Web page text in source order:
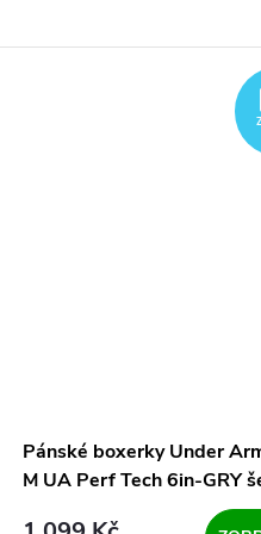
Pánské boxerky Under
M UA Perf Tech 6in-GRY